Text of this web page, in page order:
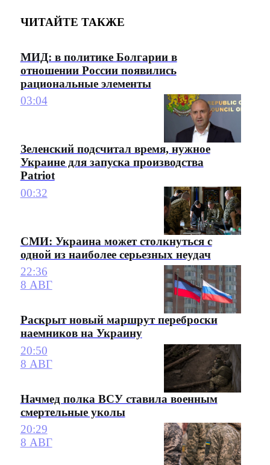
ЧИТАЙТЕ ТАКЖЕ
МИД: в политике Болгарии в
отношении России появились
рациональные элементы
03:04
Зеленский подсчитал время, нужное
Украине для запуска производства
Patriot
00:32
СМИ: Украина может столкнуться с
одной из наиболее серьезных неудач
22:36
8 АВГ
Раскрыт новый маршрут переброски
наемников на Украину
20:50
8 АВГ
Начмед полка ВСУ ставила военным
смертельные уколы
20:29
8 АВГ